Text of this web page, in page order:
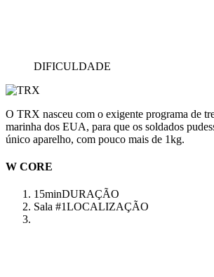
DIFICULDADE
O TRX nasceu com o exigente programa de
marinha dos EUA, para que os soldados
único aparelho, com pouco mais de 1kg.
W CORE
15minDURAÇÃO
Sala #1LOCALIZAÇÃO